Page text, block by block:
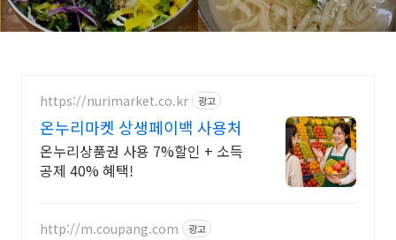
https://nurimarket.co.kr 광고
온누리마켓 상생페이백 사용처
온누리상품권 사용 7%할인 + 소득
공제 40% 혜택!
http://m.coupang.com 광고